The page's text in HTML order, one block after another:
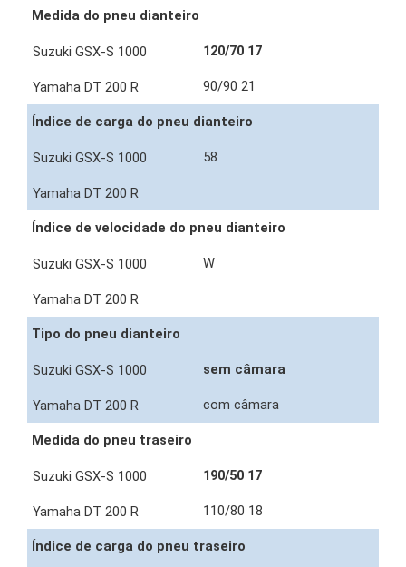
Medida do pneu dianteiro
120/70 17
90/90 21
Índice de carga do pneu dianteiro
58
Índice de velocidade do pneu dianteiro
W
Tipo do pneu dianteiro
sem câmara
com câmara
Medida do pneu traseiro
190/50 17
110/80 18
Índice de carga do pneu traseiro